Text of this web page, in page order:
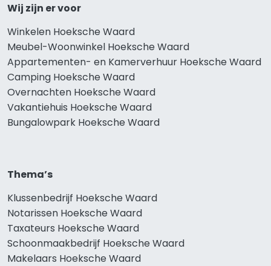
Wij zijn er voor
Winkelen Hoeksche Waard
Meubel-Woonwinkel Hoeksche Waard
Appartementen- en Kamerverhuur Hoeksche Waard
Camping Hoeksche Waard
Overnachten Hoeksche Waard
Vakantiehuis Hoeksche Waard
Bungalowpark Hoeksche Waard
Thema’s
Klussenbedrijf Hoeksche Waard
Notarissen Hoeksche Waard
Taxateurs Hoeksche Waard
Schoonmaakbedrijf Hoeksche Waard
Makelaars Hoeksche Waard